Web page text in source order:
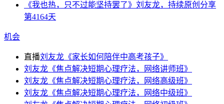
《我也热，只不过能坚持罢了》刘友龙，持续原创分享
第4164天
机会
直播刘友龙《家长如何陪伴中高考孩子》
刘友龙《焦点解决短期心理疗法，网络讲师班》
刘友龙《焦点解决短期心理疗法，网络高级班》
刘友龙《焦点解决短期心理疗法，网络中级班》